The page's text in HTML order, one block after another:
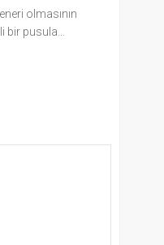
olmasının
bir pusula…